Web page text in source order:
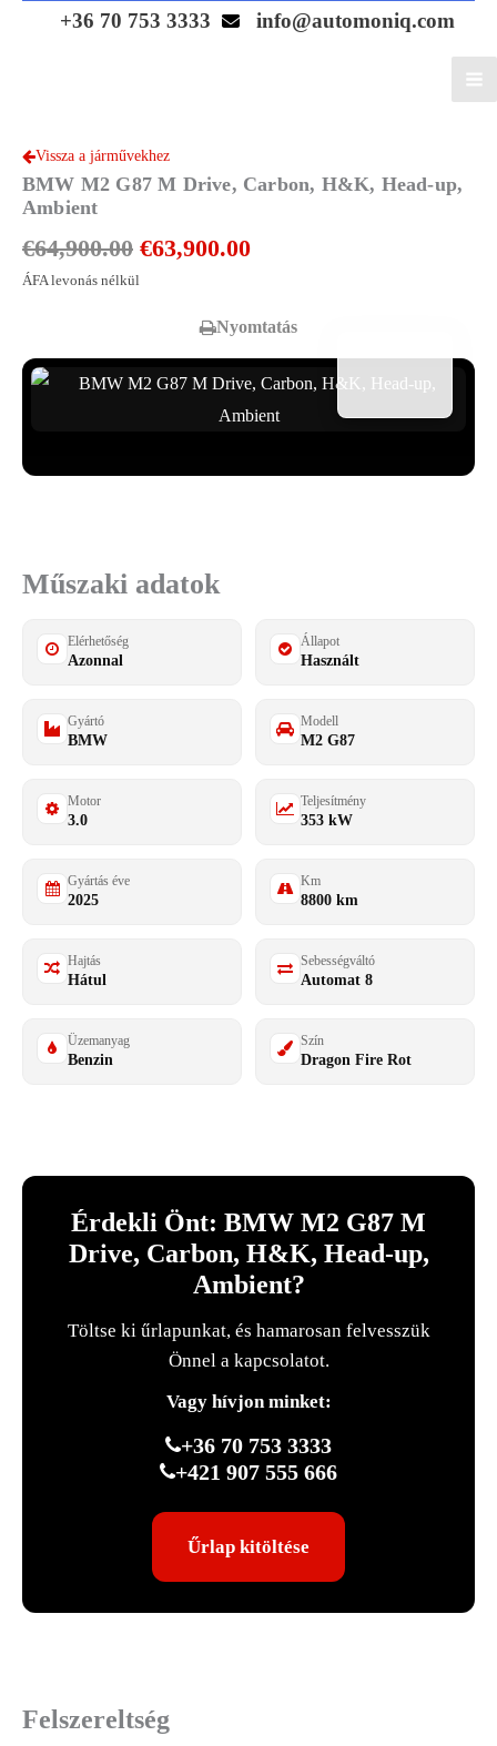
+36 70 753 3333 info@automoniq.com
Vissza a járművekhez
BMW M2 G87 M Drive, Carbon, H&K, Head-up,
Ambient
€64,900.00 Original
price
€64,900.00.
€63,900.00Current
is:
€63,900.00.
ÁFA levonás nélkül
Nyomtatás
Műszaki adatok
Elérhetőség
Azonnal
Állapot
Használt
Gyártó
BMW
Modell
M2 G87
Motor
3.0
Teljesítmény
353 kW
Gyártás éve
2025
Km
8800 km
Hajtás
Hátul
Sebességváltó
Automat 8
Üzemanyag
Benzin
Szín
Dragon Fire Rot
Érdekli Önt: BMW M2 G87 M
Drive, Carbon, H&K, Head-up,
Ambient?
Töltse ki űrlapunkat, és hamarosan felvesszük
Önnel a kapcsolatot.
Vagy hívjon minket:
+36 70 753 3333
+421 907 555 666
Űrlap kitöltése
Felszereltség